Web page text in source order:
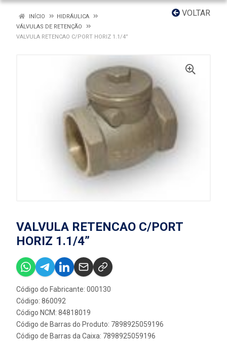
VOLTAR
INÍCIO
HIDRÁULICA
VÁLVULAS DE RETENÇÃO
VALVULA RETENCAO C/PORT HORIZ 1.1/4”
VALVULA RETENCAO C/PORT
HORIZ 1.1/4”
Código do Fabricante: 000130
Código: 860092
Código NCM: 84818019
Código de Barras do Produto: 7898925059196
Código de Barras da Caixa: 7898925059196